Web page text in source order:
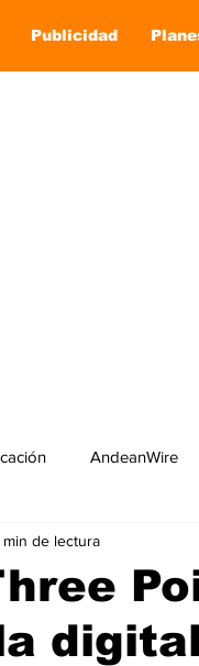
Publicidad
AndeanWire
Películas
Tecnología
min de lectura